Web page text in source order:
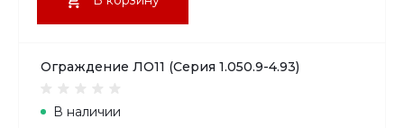
Ограждение ЛО11 (Серия 1.050.9-4.93)
В наличии